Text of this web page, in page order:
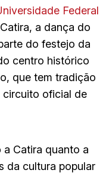
Federal
a dança do
do festejo da
centro histórico
que tem tradição
circuito oficial de
Catira quanto a
da cultura popular